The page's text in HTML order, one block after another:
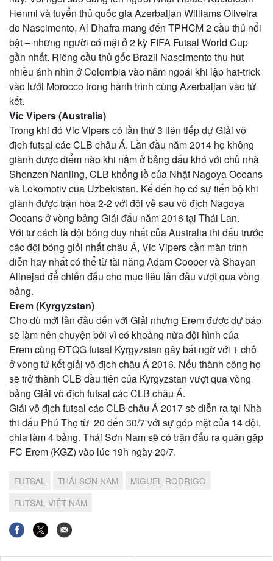
Henmi và tuyển thủ quốc gia Azerbaijan Williams Oliveira
do Nascimento, Al Dhafra mang đến TPHCM 2 cầu thủ nổi
bật – những người có mặt ở 2 kỳ FIFA Futsal World Cup
gần nhất. Riêng cầu thủ gốc Brazil Nascimento thu hút
nhiều ánh nhìn ở Colombia vào năm ngoái khi lập hat-trick
vào lưới Morocco trong hành trình cùng Azerbaijan vào tứ
kết.
Vic Vipers (Australia)
Trong khi đó Vic Vipers có lần thứ 3 liên tiếp dự Giải vô
địch futsal các CLB châu Á. Lần đầu năm 2014 họ không
giành được điểm nào khi nằm ở bảng đấu khó với chủ nhà
Shenzen Nanling, CLB khổng lồ của Nhật Nagoya Oceans
và Lokomotiv của Uzbekistan. Kế đến họ có sự tiến bộ khi
giành được trận hòa 2-2 với đội về sau vô địch Nagoya
Oceans ở vòng bảng Giải đấu năm 2016 tại Thái Lan.
Với tư cách là đội bóng duy nhất của Australia thi đấu trước
các đội bóng giỏi nhất châu Á, Vic Vipers cần màn trình
diễn hay nhất có thể từ tài năng Adam Cooper và Shayan
Alinejad để chiến đấu cho mục tiêu lần đầu vượt qua vòng
bảng.
Erem (Kyrgyzstan)
Cho dù mới lần đầu dến với Giải nhưng Erem được dự báo
sẽ làm nên chuyện bởi vì có khoảng nửa đội hình của
Erem cùng ĐTQG futsal Kyrgyzstan gây bất ngờ với 1 chỗ
ở vòng tứ kết giải vô địch châu Á 2016. Nếu thành công họ
sẽ trở thành CLB đầu tiên của Kyrgyzstan vượt qua vòng
bảng Giải vô địch futsal các CLB châu Á.
Giải vô địch futsal các CLB châu Á 2017 sẽ diễn ra tại Nhà
thi đấu Phú Thọ từ 20 đến 30/7 với sự góp mặt của 14 đội,
chia làm 4 bảng. Thái Sơn Nam sẽ có trận đấu ra quân gặp
FC Erem (KGZ) vào lúc 19h ngày 20/7.
FUTSAL THÁI SƠN NAM
MIGUEL RODRIGO
FUTSAL VIỆT NAM